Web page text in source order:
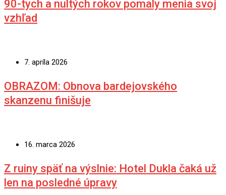
90-tych a nultých rokov pomaly menia svoj
vzhľad
7. apríla 2026
OBRAZOM: Obnova bardejovského
skanzenu finišuje
16. marca 2026
Z ruiny späť na výslnie: Hotel Dukla čaká už
len na posledné úpravy